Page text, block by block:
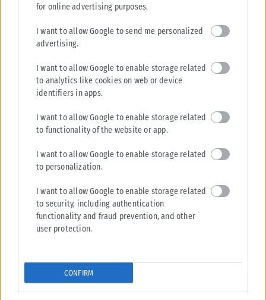
for online advertising purposes.
I want to allow Google to send me personalized
advertising.
I want to allow Google to enable storage related
to analytics like cookies on web or device
identifiers in apps.
I want to allow Google to enable storage related
to functionality of the website or app.
I want to allow Google to enable storage related
to personalization.
I want to allow Google to enable storage related
to security, including authentication
functionality and fraud prevention, and other
user protection.
CONFIRM
που επλήγησαν από τις πρόσφατες πυρκαγιές, με τις αρμόδιες αρχές...
ΑΝΑΡΤΉΘΗΚΕ ΑΠΌKARFITSANEWS 02/08/2026